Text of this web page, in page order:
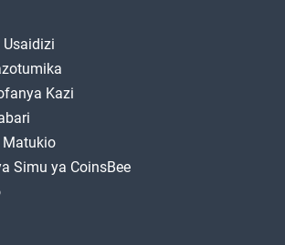
Kazi
Matukio
Simu ya CoinsBee